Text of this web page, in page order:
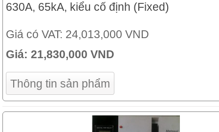
630A, 65kA, kiểu cố định (Fixed)
Giá có VAT: 24,013,000 VND
Giá: 21,830,000 VND
Thông tin sản phẩm